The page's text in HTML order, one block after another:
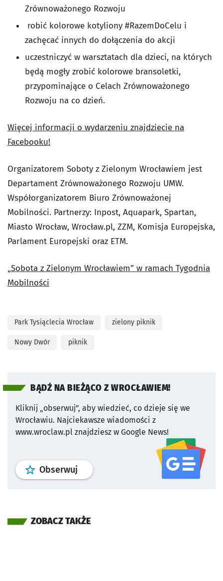
Zrównoważonego Rozwoju
robić kolorowe kotyliony #RazemDoCelu i
zachęcać innych do dołączenia do akcji
uczestniczyć w warsztatach dla dzieci, na których
będą mogły zrobić kolorowe bransoletki,
przypominające o Celach Zrównoważonego
Rozwoju na co dzień.
Więcej informacji o wydarzeniu znajdziecie na
Facebooku!
Organizatorem Soboty z Zielonym Wrocławiem jest
Departament Zrównoważonego Rozwoju UMW.
Współorganizatorem Biuro Zrównoważonej
Mobilności. Partnerzy: Inpost, Aquapark, Spartan,
Miasto Wrocław, Wrocław.pl, ZZM, Komisja Europejska,
Parlament Europejski oraz ETM.
„Sobota z Zielonym Wrocławiem” w ramach Tygodnia
Mobilności
Park Tysiąclecia Wrocław zielony piknik
Nowy Dwór piknik
BĄDŹ NA BIEŻĄCO Z WROCŁAWIEM!
Kliknij „obserwuj”, aby wiedzieć, co dzieje się we
Wrocławiu. Najciekawsze wiadomości z
www.wroclaw.pl znajdziesz w Google News!
Obserwuj profil serwisu
ZOBACZ TAKŻE